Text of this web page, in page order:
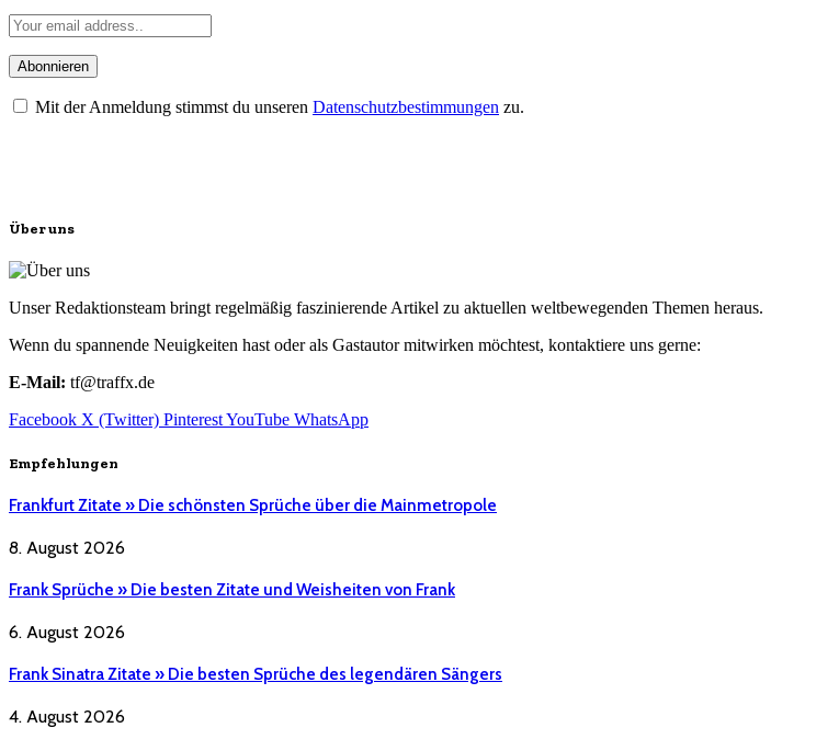
Mit der Anmeldung stimmst du unseren Datenschutzbestimmungen zu.
Über uns
Unser Redaktionsteam bringt regelmäßig faszinierende Artikel zu aktuellen weltbewegenden Themen heraus.
Wenn du spannende Neuigkeiten hast oder als Gastautor mitwirken möchtest, kontaktiere uns gerne:
E-Mail: tf@traffx.de
Facebook X (Twitter) PinterestYouTube WhatsApp
Empfehlungen
Frankfurt Zitate » Die schönsten Sprüche über die Mainmetropole
8. August 2026
Frank Sprüche » Die besten Zitate und Weisheiten von Frank
6. August 2026
Frank Sinatra Zitate » Die besten Sprüche des legendären Sängers
4. August 2026